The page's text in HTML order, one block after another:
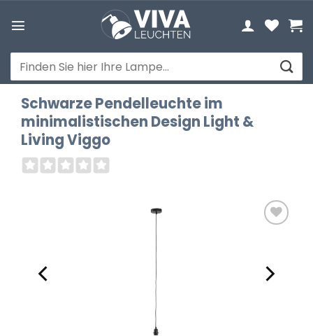
Inhalt
Suchen
nach:
Schwarze Pendelleuchte im
minimalistischen Design Light &
Living Viggo